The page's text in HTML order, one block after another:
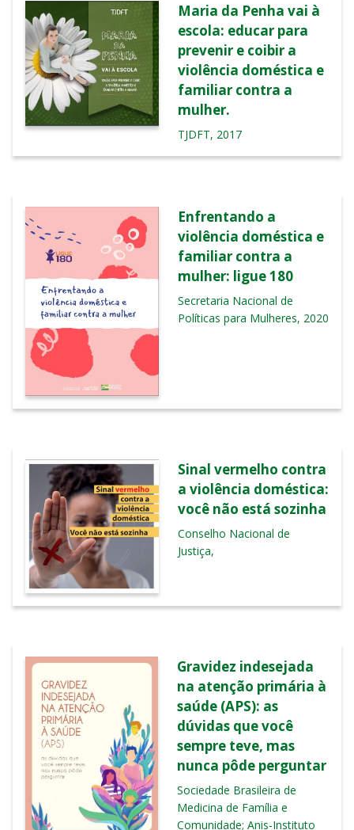
Maria da Penha vai à
escola: educar para
prevenir e coibir a
violência doméstica e
familiar contra a
mulher.
TJDFT, 2017
Enfrentando a
violência doméstica e
familiar contra a
mulher: ligue 180
Secretaria Nacional de
Políticas para Mulheres, 2020
Sinal vermelho contra
a violência doméstica:
você não está sozinha
Conselho Nacional de
Justiça,
Gravidez indesejada
na atenção primária à
saúde (APS): as
dúvidas que você
sempre teve, mas
nunca pôde perguntar
Sociedade Brasileira de
Medicina de Família e
Comunidade; Anis-Instituto